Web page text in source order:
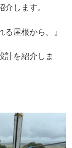
介します。
る屋根から。』
計を紹介しま